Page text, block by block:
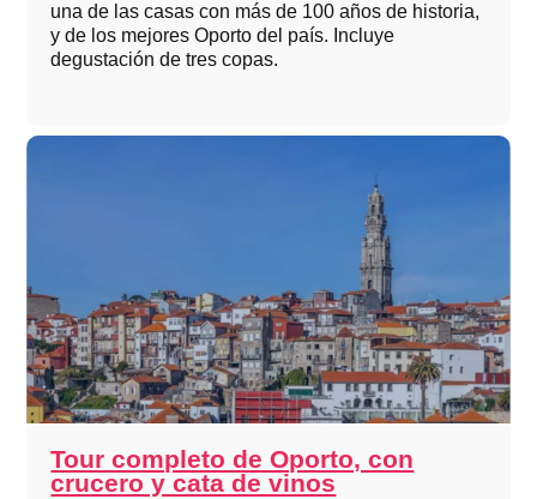
una de las casas con más de 100 años de historia,
y de los mejores Oporto del país. Incluye
degustación de tres copas.
Tour completo de Oporto, con
crucero y cata de vinos